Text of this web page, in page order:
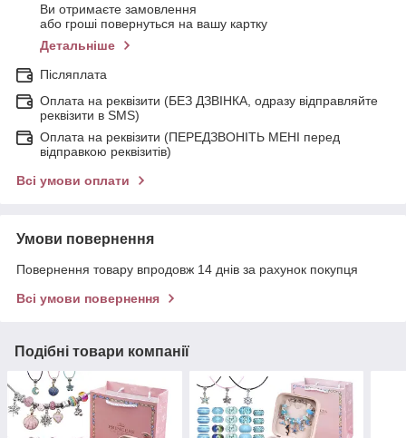
Ви отримаєте замовлення
або гроші повернуться на вашу картку
Детальніше
Післяплата
Оплата на реквізити (БЕЗ ДЗВІНКА, одразу відправляйте
реквізити в SMS)
Оплата на реквізити (ПЕРЕДЗВОНІТЬ МЕНІ перед
відправкою реквізитів)
Всі умови оплати
Умови повернення
Повернення товару впродовж 14 днів за рахунок покупця
Всі умови повернення
Подібні товари компанії